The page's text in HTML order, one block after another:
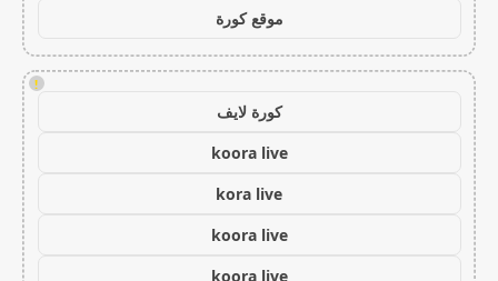
موقع كورة
!
كورة لايف
koora live
kora live
koora live
koora live